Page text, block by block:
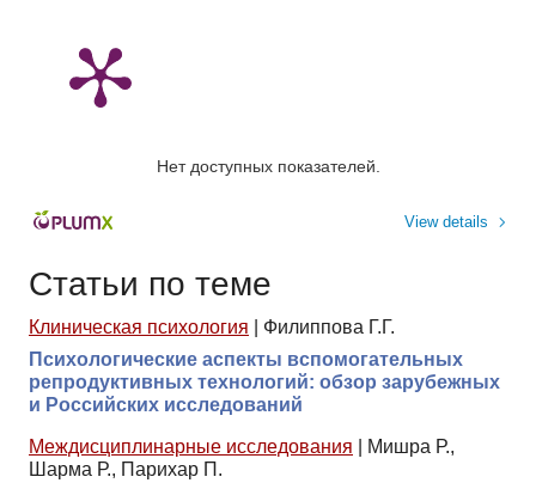
Нет доступных показателей.
View details
Статьи по теме
Клиническая психология
Филиппова Г.Г.
Психологические аспекты вспомогательных
репродуктивных технологий: обзор зарубежных
и Российских исследований
Междисциплинарные исследования
Мишра Р.,
Шарма Р., Парихар П.